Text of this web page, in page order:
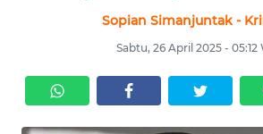
Sopian Simanjuntak -
Sabtu, 26 April 2025 - 05:12
KRIMINAL
EKUIN